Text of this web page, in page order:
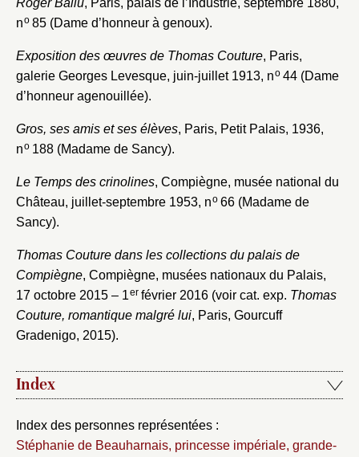
no85 (Dame d’honneur à genoux).
Exposition des œuvres de Thomas Couture, Paris,
galerie Georges Levesque, juin-juillet 1913, no44 (Dame
d’honneur agenouillée).
Gros, ses amis et ses élèves, Paris, Petit Palais, 1936,
no188 (Madame de Sancy).
Le Temps des crinolines, Compiègne, musée national du
Château, juillet-septembre 1953, no66 (Madame de
Sancy).
Thomas Couture dans les collections du palais de
Compiègne, Compiègne, musées nationaux du Palais,
17 octobre 2015 – 1erfévrier 2016 (voir cat. exp. Thomas
Couture, romantique malgré lui, Paris, Gourcuff
Gradenigo, 2015).
Index
Index des personnes représentées :
Stéphanie de Beauharnais, princesse impériale, grande-